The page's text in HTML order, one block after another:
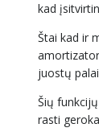
kad
Štai kad ir
juostų
Šių
rasti